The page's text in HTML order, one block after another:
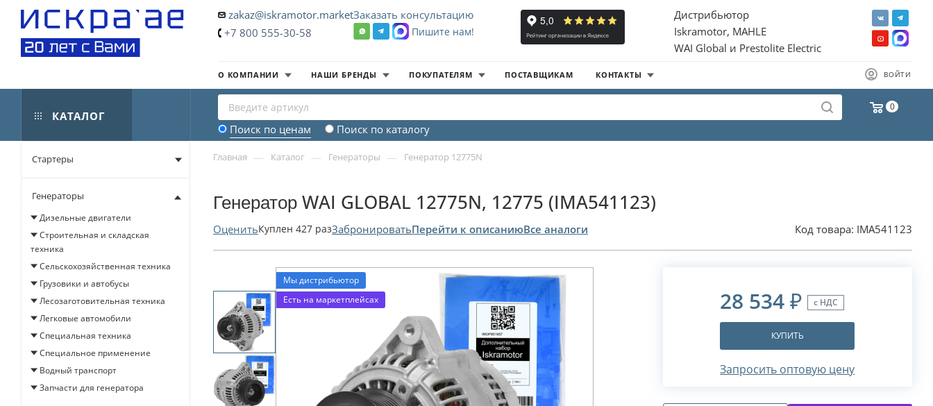
zakaz@iskramotor.market
+7 800 555-30-58
Заказать консультацию
Пишите нам!
Дистрибьютор
Iskramotor, MAHLE
WAI Global и Prestolite Electric
ВОЙТИ
О КОМПАНИИ НАШИ БРЕНДЫ ПОКУПАТЕЛЯМ ПОСТАВЩИКАМ КОНТАКТЫ
0
КАТАЛОГ
Поиск по ценам Поиск по каталогу
Главная — Каталог — Генераторы — Генератор 12775N
Генератор WAI GLOBAL 12775N, 12775 (IMA541123)
ОценитьКуплен 427 разЗабронироватьПерейти к описаниюВсе аналоги Код товара: IMA541123
Мы дистрибьютор
Есть на маркетплейсах
28 534₽ с НДС
КУПИТЬ
Запросить оптовую цену
Стартеры
Генераторы
Дизельные двигатели
Строительная и складская
техника
Сельскохозяйственная техника
Грузовики и автобусы
Лесозаготовительная техника
Легковые автомобили
Специальная техника
Специальное применение
Водный транспорт
Запчасти для генератора